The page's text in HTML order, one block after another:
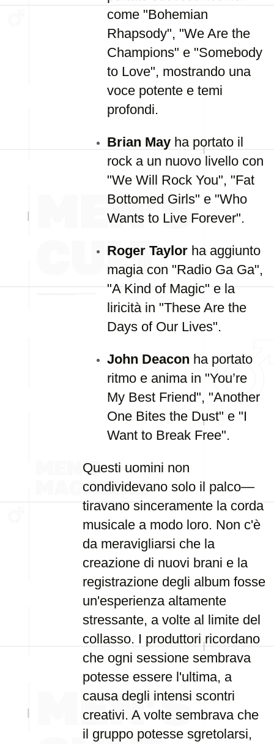
come "Bohemian
Rhapsody", "We Are the
Champions" e "Somebody
to Love", mostrando una
voce potente e temi
profondi.
Brian May ha portato il
rock a un nuovo livello con
"We Will Rock You", "Fat
Bottomed Girls" e "Who
Wants to Live Forever".
Roger Taylor ha aggiunto
magia con "Radio Ga Ga",
"A Kind of Magic" e la
liricità in "These Are the
Days of Our Lives".
John Deacon ha portato
ritmo e anima in "You’re
My Best Friend", "Another
One Bites the Dust" e "I
Want to Break Free".
Questi uomini non
condividevano solo il palco—
tiravano sinceramente la corda
musicale a modo loro. Non c'è
da meravigliarsi che la
creazione di nuovi brani e la
registrazione degli album fosse
un'esperienza altamente
stressante, a volte al limite del
collasso. I produttori ricordano
che ogni sessione sembrava
potesse essere l'ultima, a
causa degli intensi scontri
creativi. A volte sembrava che
il gruppo potesse sgretolarsi,